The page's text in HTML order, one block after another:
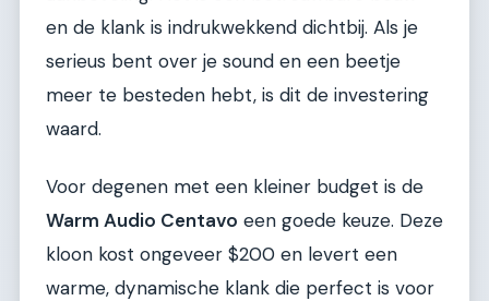
en de klank is indrukwekkend dichtbij. Als je
serieus bent over je sound en een beetje
meer te besteden hebt, is dit de investering
waard.
Voor degenen met een kleiner budget is de
Warm Audio Centavo een goede keuze. Deze
kloon kost ongeveer $200 en levert een
warme, dynamische klank die perfect is voor